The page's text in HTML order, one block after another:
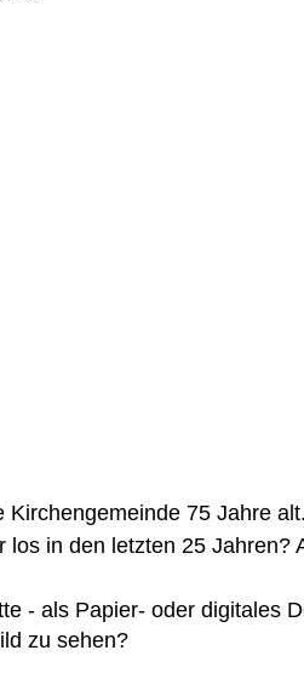
75 Jahre
in den letzten 25 Jahren?
- als Papier- oder digitales
zu sehen?